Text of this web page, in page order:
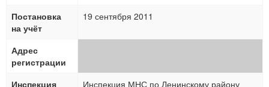
Постановка
на учёт
19 сентября 2011
Адрес
регистрации
Инспекция
Инспекция МНС по Ленинскому району